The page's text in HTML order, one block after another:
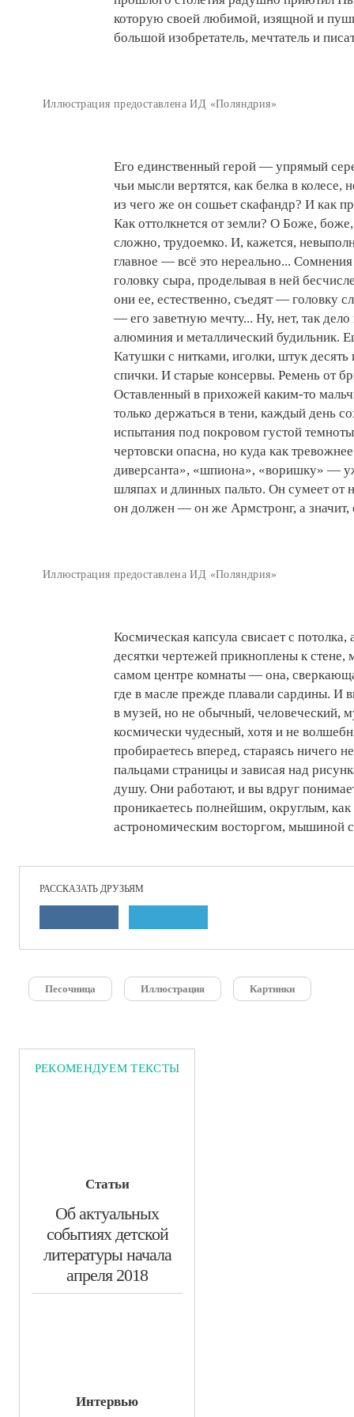
которую своей любимой, изящной и
большой изобретатель, мечтатель и
Иллюстрация предоставлена ИД «Поляндрия»
Его единственный герой — упрямый
чьи мысли вертятся, как белка в
из чего же он сошьет скафандр? И как
Как оттолкнется от земли? О Боже,
сложно, трудоемко. И, кажется,
главное — всё это нереально...
головку сыра, проделывая в ней
они ее, естественно, съедят — головку
— его заветную мечту... Ну, нет, так
алюминия и металлический будильник.
Катушки с нитками, иголки, штук
спички. И старые консервы. Ремень от
Оставленный в прихожей каким-то
только держаться в тени, каждый день
испытания под покровом густой
чертовски опасна, но куда как
диверсанта», «шпиона», «воришку» —
шляпах и длинных пальто. Он сумеет
он должен — он же Армстронг, а значит,
Иллюстрация предоставлена ИД «Поляндрия»
Космическая капсула свисает с потолка,
десятки чертежей прикноплены к стене,
самом центре комнаты — она,
где в масле прежде плавали сардины. И
в музей, но не обычный,
космически чудесный, хотя и не
пробираетесь вперед, стараясь ничего
пальцами страницы и зависая над
душу. Они работают, и вы вдруг
проникаетесь полнейшим, округлым,
астрономическим восторгом, мышиной
РАССКАЗАТЬ ДРУЗЬЯМ
Песочница Иллюстрация Картинки
РЕКОМЕНДУЕМ ТЕКСТЫ
Статьи
​Об актуальных
событиях детской
литературы начала
апреля 2018
Интервью